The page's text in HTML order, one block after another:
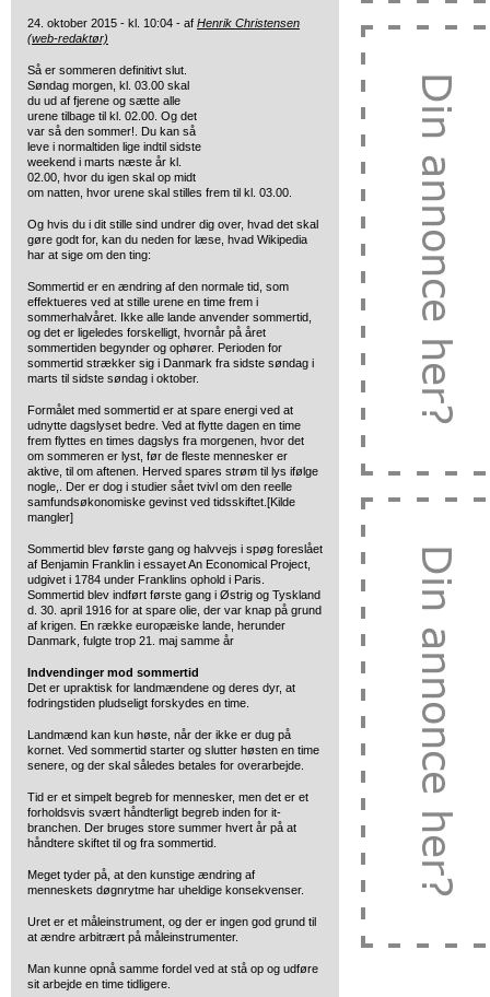
24. oktober 2015 - kl. 10:04 - af Henrik Christensen
(web-redaktør)
Så er sommeren definitivt slut.
Søndag morgen, kl. 03.00 skal
du ud af fjerene og sætte alle
urene tilbage til kl. 02.00. Og det
var så den sommer!. Du kan så
leve i normaltiden lige indtil sidste
weekend i marts næste år kl.
02.00, hvor du igen skal op midt
om natten, hvor urene skal stilles frem til kl. 03.00.
Og hvis du i dit stille sind undrer dig over, hvad det skal
gøre godt for, kan du neden for læse, hvad Wikipedia
har at sige om den ting:
Sommertid er en ændring af den normale tid, som
effektueres ved at stille urene en time frem i
sommerhalvåret. Ikke alle lande anvender sommertid,
og det er ligeledes forskelligt, hvornår på året
sommertiden begynder og ophører. Perioden for
sommertid strækker sig i Danmark fra sidste søndag i
marts til sidste søndag i oktober.
Formålet med sommertid er at spare energi ved at
udnytte dagslyset bedre. Ved at flytte dagen en time
frem flyttes en times dagslys fra morgenen, hvor det
om sommeren er lyst, før de fleste mennesker er
aktive, til om aftenen. Herved spares strøm til lys ifølge
nogle,. Der er dog i studier sået tvivl om den reelle
samfundsøkonomiske gevinst ved tidsskiftet.[Kilde
mangler]
Sommertid blev første gang og halvvejs i spøg foreslået
af Benjamin Franklin i essayet An Economical Project,
udgivet i 1784 under Franklins ophold i Paris.
Sommertid blev indført første gang i Østrig og Tyskland
d. 30. april 1916 for at spare olie, der var knap på grund
af krigen. En række europæiske lande, herunder
Danmark, fulgte trop 21. maj samme år
Indvendinger mod sommertid
Det er upraktisk for landmændene og deres dyr, at
fodringstiden pludseligt forskydes en time.
Landmænd kan kun høste, når der ikke er dug på
kornet. Ved sommertid starter og slutter høsten en time
senere, og der skal således betales for overarbejde.
Tid er et simpelt begreb for mennesker, men det er et
forholdsvis svært håndterligt begreb inden for it-
branchen. Der bruges store summer hvert år på at
håndtere skiftet til og fra sommertid.
Meget tyder på, at den kunstige ændring af
menneskets døgnrytme har uheldige konsekvenser.
Uret er et måleinstrument, og der er ingen god grund til
at ændre arbitrært på måleinstrumenter.
Man kunne opnå samme fordel ved at stå op og udføre
sit arbejde en time tidligere.